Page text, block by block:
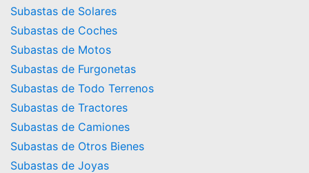
Subastas de Solares
Subastas de Coches
Subastas de Motos
Subastas de Furgonetas
Subastas de Todo Terrenos
Subastas de Tractores
Subastas de Camiones
Subastas de Otros Bienes
Subastas de Joyas